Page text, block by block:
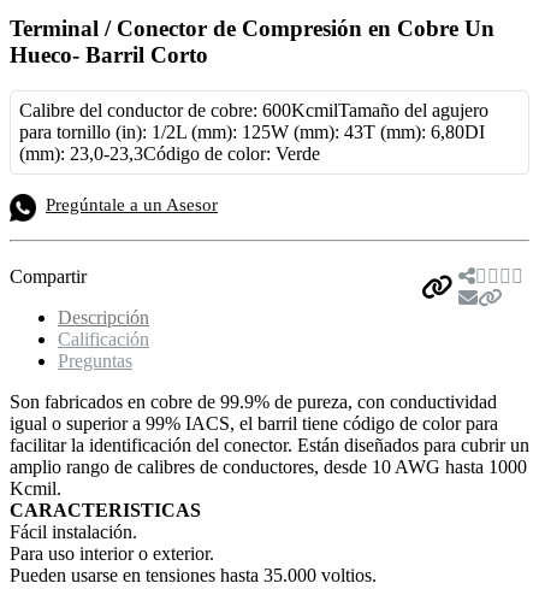
Terminal / Conector de Compresión en Cobre Un
Hueco- Barril Corto
Calibre del conductor de cobre: 600KcmilTamaño del agujero
para tornillo (in): 1/2L (mm): 125W (mm): 43T (mm): 6,80DI
(mm): 23,0-23,3Código de color: Verde
Pregúntale a un Asesor
Compartir
Descripción
Calificación
Preguntas
Son fabricados en cobre de 99.9% de pureza, con conductividad
igual o superior a 99% IACS, el barril tiene código de color para
facilitar la identificación del conector. Están diseñados para cubrir un
amplio rango de calibres de conductores, desde 10 AWG hasta 1000
Kcmil.
CARACTERISTICAS
Fácil instalación.
Para uso interior o exterior.
Pueden usarse en tensiones hasta 35.000 voltios.